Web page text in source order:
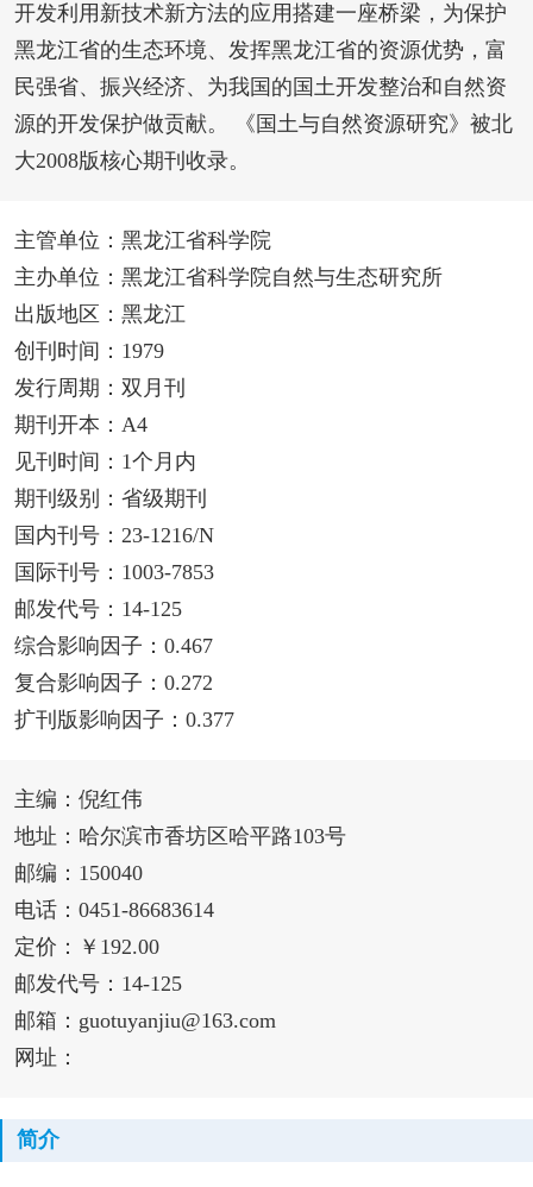
开发利用新技术新方法的应用搭建一座桥梁，为保护
黑龙江省的生态环境、发挥黑龙江省的资源优势，富
民强省、振兴经济、为我国的国土开发整治和自然资
源的开发保护做贡献。 《国土与自然资源研究》被北
大2008版核心期刊收录。
主管单位：黑龙江省科学院
主办单位：黑龙江省科学院自然与生态研究所
出版地区：黑龙江
创刊时间：1979
发行周期：双月刊
期刊开本：A4
见刊时间：1个月内
期刊级别：省级期刊
国内刊号：23-1216/N
国际刊号：1003-7853
邮发代号：14-125
综合影响因子：0.467
复合影响因子：0.272
扩刊版影响因子：0.377
主编：倪红伟
地址：哈尔滨市香坊区哈平路103号
邮编：150040
电话：0451-86683614
定价：￥192.00
邮发代号：14-125
邮箱：guotuyanjiu@163.com
网址：
简介